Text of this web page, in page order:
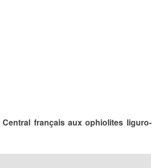
français aux ophiolites liguro-